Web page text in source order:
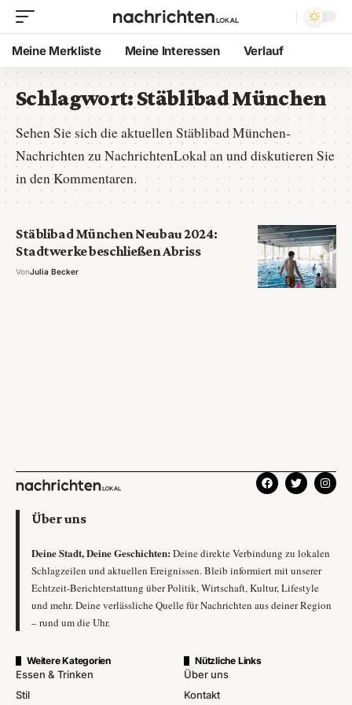
Meine Merkliste Meine Interessen Verlauf
Schlagwort:Stäblibad München
Sehen Sie sich die aktuellen Stäblibad München-
Nachrichten zu NachrichtenLokal an und diskutieren Sie
in den Kommentaren.
Stäblibad München Neubau 2024:
Stadtwerke beschließen Abriss
VonJulia Becker
Über uns
Deine Stadt, Deine Geschichten: Deine direkte Verbindung zu lokalen
Schlagzeilen und aktuellen Ereignissen. Bleib informiert mit unserer
Echtzeit-Berichterstattung über Politik, Wirtschaft, Kultur, Lifestyle
und mehr. Deine verlässliche Quelle für Nachrichten aus deiner Region
– rund um die Uhr.
Weitere Kategorien
Essen & Trinken
Stil
Nützliche Links
Über uns
Kontakt